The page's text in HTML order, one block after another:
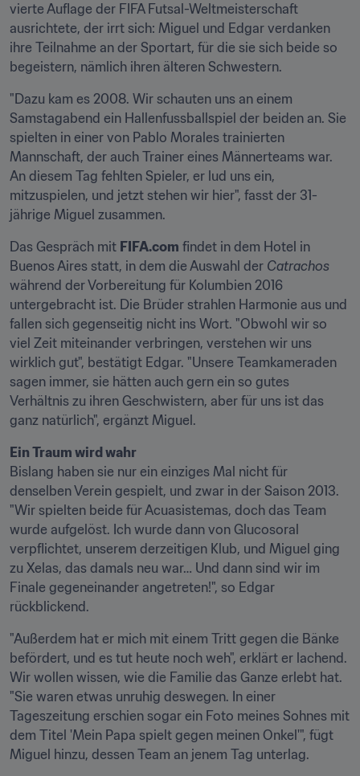
vierte Auflage der FIFA Futsal-Weltmeisterschaft
ausrichtete, der irrt sich: Miguel und Edgar verdanken
ihre Teilnahme an der Sportart, für die sie sich beide so
begeistern, nämlich ihren älteren Schwestern.
"Dazu kam es 2008. Wir schauten uns an einem
Samstagabend ein Hallenfussballspiel der beiden an. Sie
spielten in einer von Pablo Morales trainierten
Mannschaft, der auch Trainer eines Männerteams war.
An diesem Tag fehlten Spieler, er lud uns ein,
mitzuspielen, und jetzt stehen wir hier", fasst der 31-
jährige Miguel zusammen.
Das Gespräch mit FIFA.com findet in dem Hotel in
Buenos Aires statt, in dem die Auswahl der Catrachos
während der Vorbereitung für Kolumbien 2016
untergebracht ist. Die Brüder strahlen Harmonie aus und
fallen sich gegenseitig nicht ins Wort. "Obwohl wir so
viel Zeit miteinander verbringen, verstehen wir uns
wirklich gut", bestätigt Edgar. "Unsere Teamkameraden
sagen immer, sie hätten auch gern ein so gutes
Verhältnis zu ihren Geschwistern, aber für uns ist das
ganz natürlich", ergänzt Miguel.
Ein Traum wird wahr
Bislang haben sie nur ein einziges Mal nicht für
denselben Verein gespielt, und zwar in der Saison 2013.
"Wir spielten beide für Acuasistemas, doch das Team
wurde aufgelöst. Ich wurde dann von Glucosoral
verpflichtet, unserem derzeitigen Klub, und Miguel ging
zu Xelas, das damals neu war… Und dann sind wir im
Finale gegeneinander angetreten!", so Edgar
rückblickend.
"Außerdem hat er mich mit einem Tritt gegen die Bänke
befördert, und es tut heute noch weh", erklärt er lachend.
Wir wollen wissen, wie die Familie das Ganze erlebt hat.
"Sie waren etwas unruhig deswegen. In einer
Tageszeitung erschien sogar ein Foto meines Sohnes mit
dem Titel 'Mein Papa spielt gegen meinen Onkel'", fügt
Miguel hinzu, dessen Team an jenem Tag unterlag.